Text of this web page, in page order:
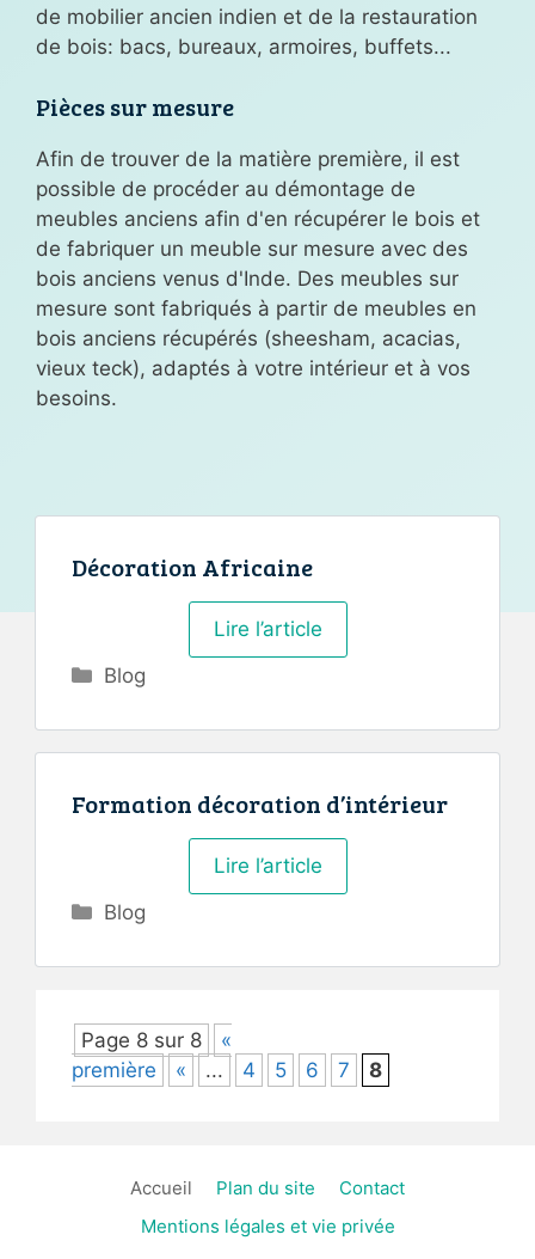
de mobilier ancien indien et de la restauration
de bois: bacs, bureaux, armoires, buffets...
Pièces sur mesure
Afin de trouver de la matière première, il est
possible de procéder au démontage de
meubles anciens afin d'en récupérer le bois et
de fabriquer un meuble sur mesure avec des
bois anciens venus d'Inde. Des meubles sur
mesure sont fabriqués à partir de meubles en
bois anciens récupérés (sheesham, acacias,
vieux teck), adaptés à votre intérieur et à vos
besoins.
Décoration Africaine
Lire l’article
Catégories
Blog
Formation décoration d’intérieur
Lire l’article
Catégories
Blog
Page 8 sur 8
«
première
« ... 4 5 6 7 8
Accueil Plan du site
Contact
Mentions légales et vie privée